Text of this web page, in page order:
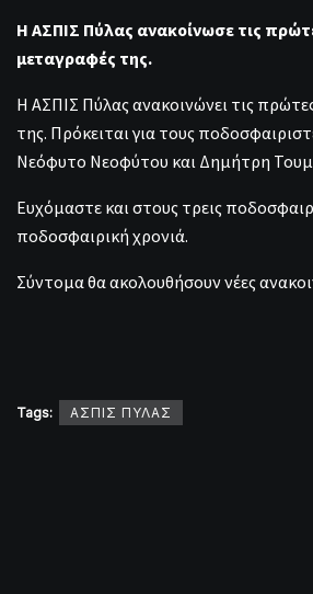
Η ΑΣΠΙΣ Πύλας ανακοίνωσε τις
μεταγραφές της.
Η ΑΣΠΙΣ Πύλας ανακοινώνει τις
της. Πρόκειται για τους
Νεόφυτο Νεοφύτου και Δημήτρη
Ευχόμαστε και στους τρεις
ποδοσφαιρική χρονιά.
Σύντομα θα ακολουθήσουν νέες
Tags: ΑΣΠΙΣ ΠΥΛΑΣ